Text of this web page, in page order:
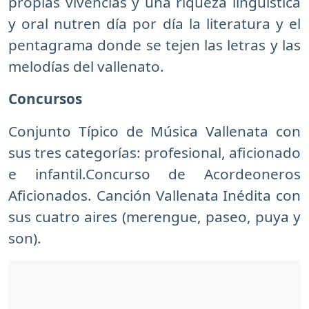
y oral nutren día por día la literatura y el
pentagrama donde se tejen las letras y las
melodías del vallenato.
Concursos
Conjunto Típico de Música Vallenata con
sus tres categorías: profesional, aficionado
e infantil.Concurso de Acordeoneros
Aficionados. Canción Vallenata Inédita con
sus cuatro aires (merengue, paseo, puya y
son).